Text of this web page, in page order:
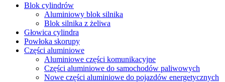
Blok cylindrów
Aluminiowy blok silnika
Blok silnika z żeliwa
Głowica cylindra
Powłoka skorupy
Części aluminiowe
Aluminiowe części komunikacyjne
Części aluminiowe do samochodów paliwowych
Nowe części aluminiowe do pojazdów energetycznych